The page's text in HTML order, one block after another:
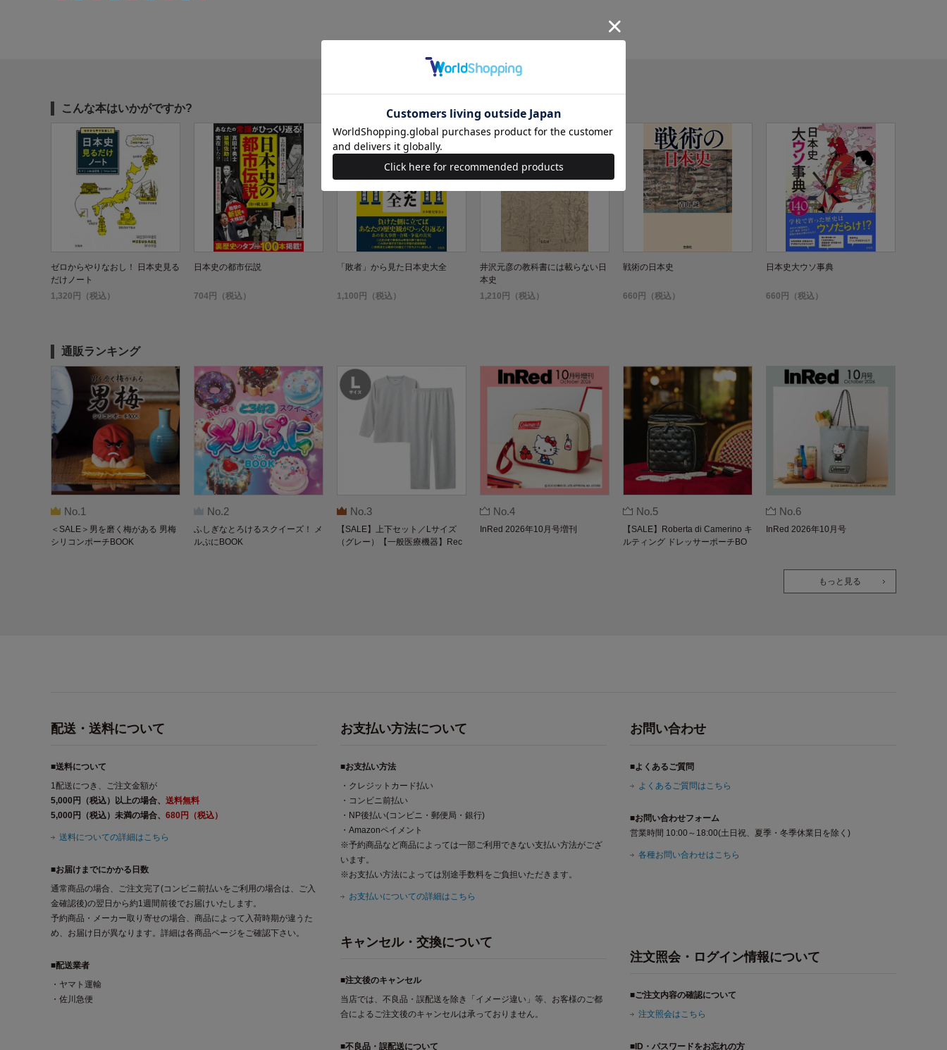
こんな本はいかがですか?
ゼロからやりなおし！ 日本史見る
だけノート
1,320円（税込）
日本史の都市伝説
704円（税込）
「敗者」から見た日本史大全
1,100円（税込）
井沢元彦の教科書には載らない日
本史
1,210円（税込）
戦術の日本史
660円（税込）
日本史大ウソ事典
660円（税込）
通販ランキング
No.1
＜SALE＞男を磨く梅がある 男梅
シリコンポーチBOOK
No.2
ふしぎなとろけるスクイーズ！ メ
ルぷにBOOK
No.3
【SALE】上下セット／Lサイズ
（グレー）【一般医療機器】Rec
No.4
InRed 2026年10月号増刊
No.5
【SALE】Roberta di Camerino キ
ルティング ドレッサーポーチBO
No.6
InRed 2026年10月号
もっと見る
配送・送料について
■送料について
1配送につき、ご注文金額が
5,000円（税込）以上の場合、 送料無料
5,000円（税込）未満の場合、 680円（税込）
送料についての詳細はこちら
■お届けまでにかかる日数
通常商品の場合、ご注文完了(コンビニ前払いをご利用の場合は、ご入
金確認後)の翌日から約1週間前後でお届けいたします。
予約商品・メーカー取り寄せの場合、商品によって入荷時期が違うた
め、お届け日が異なります。詳細は各商品ページをご確認下さい。
■配送業者
・ヤマト運輸
・佐川急便
お支払い方法について
■お支払い方法
・クレジットカード払い
・コンビニ前払い
・NP後払い(コンビニ・郵便局・銀行)
・Amazonペイメント
※予約商品など商品によっては一部ご利用できない支払い方法がござ
います。
※お支払い方法によっては別途手数料をご負担いただきます。
お支払いについての詳細はこちら
キャンセル・交換について
■注文後のキャンセル
当店では、不良品・誤配送を除き「イメージ違い」等、お客様のご都
合によるご注文後のキャンセルは承っておりません。
■不良品・誤配送について
お問い合わせ
■よくあるご質問
よくあるご質問はこちら
■お問い合わせフォーム
営業時間 10:00～18:00(土日祝、夏季・冬季休業日を除く)
各種お問い合わせはこちら
注文照会・ログイン情報について
■ご注文内容の確認について
注文照会はこちら
■ID・パスワードをお忘れの方